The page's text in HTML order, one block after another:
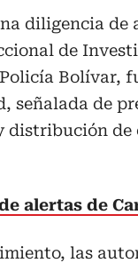
diligencia
de
Bolívar,
señalada de
distribución de
alertas de
las